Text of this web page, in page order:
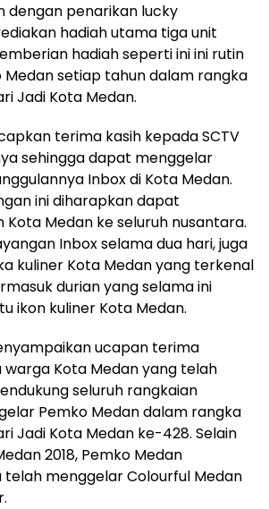
dengan penarikan lucky
hadiah utama tiga unit
hadiah seperti ini ini rutin
Medan setiap tahun dalam rangka
Jadi Kota Medan.
terima kasih kepada SCTV
sehingga dapat menggelar
Inbox di Kota Medan.
ini diharapkan dapat
Medan ke seluruh nusantara.
Inbox selama dua hari, juga
kuliner Kota Medan yang terkenal
durian yang selama ini
ikon kuliner Kota Medan.
ucapan terima
warga Kota Medan yang telah
seluruh rangkaian
Pemko Medan dalam rangka
Jadi Kota Medan ke-428. Selain
2018, Pemko Medan
telah menggelar Colourful Medan